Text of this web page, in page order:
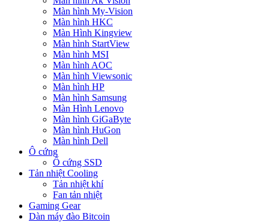
Màn hình My-Vision
Màn hình HKC
Màn Hình Kingview
Màn hình StartView
Màn hình MSI
Màn hình AOC
Màn hình Viewsonic
Màn hình HP
Màn hình Samsung
Màn Hình Lenovo
Màn hình GiGaByte
Màn hình HuGon
Màn hình Dell
Ô cứng
Ổ cứng SSD
Tản nhiệt Cooling
Tản nhiệt khí
Fan tản nhiệt
Gaming Gear
Dàn máy đào Bitcoin